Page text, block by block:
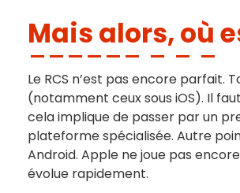
Mais alors, où
Le RCS n’est pas encore
(notamment ceux sous iOS). Il
cela implique de passer par un
plateforme spécialisée. Autre
Android. Apple ne joue pas
évolue rapidement.